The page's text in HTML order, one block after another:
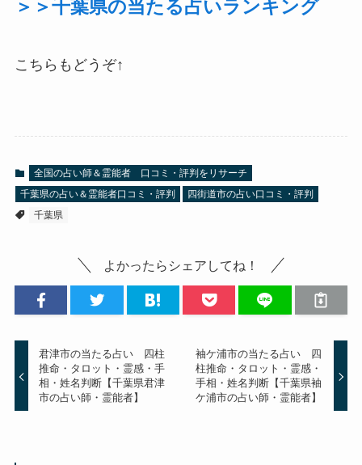
＞＞千葉県の当たる占いランキング
こちらもどうぞ↑
全国の占い師＆霊能者 口コミ・評判をリサーチ
千葉県の占い＆霊能者口コミ・評判
四街道市の占い口コミ・評判
千葉県
よかったらシェアしてね！
君津市の当たる占い 四柱
推命・タロット・霊感・手
相・姓名判断【千葉県君津
市の占い師・霊能者】
袖ケ浦市の当たる占い 四
柱推命・タロット・霊感・
手相・姓名判断【千葉県袖
ケ浦市の占い師・霊能者】